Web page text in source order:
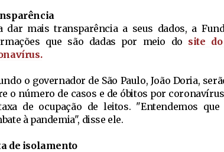
dar mais transparência a seus dados, a
que são dadas por meio do site
o governador de São Paulo, João Doria,
o número de casos e de óbitos por
de ocupação de leitos. "Entendemos
à pandemia", disse ele.
de isolamento